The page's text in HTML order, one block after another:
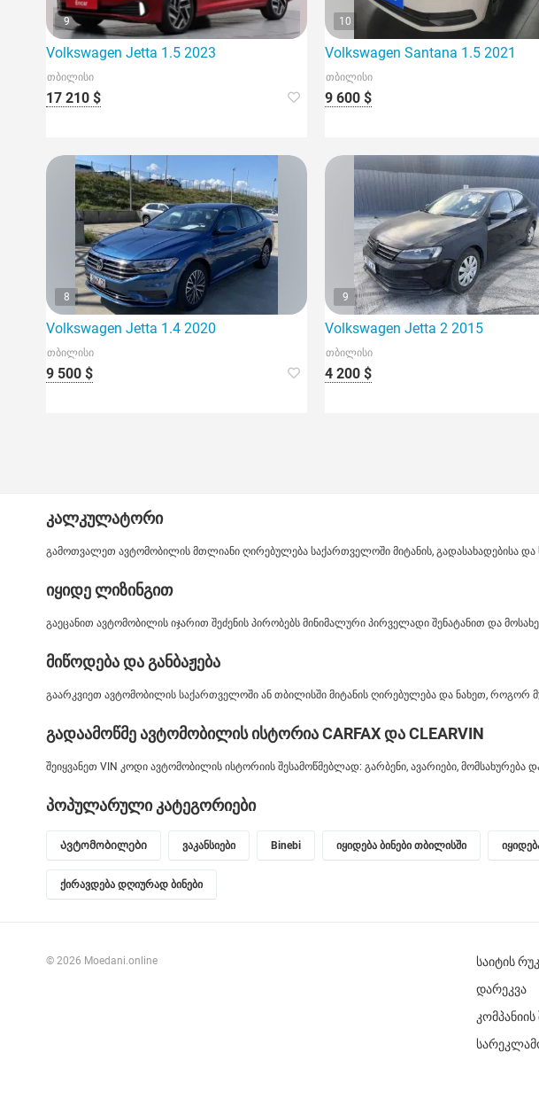
9
Volkswagen Jetta 1.5 2023
თბილისი
17 210 $
10
Volkswagen Santana 1.5 2021
თბილისი
9 600 $
8
Volkswagen Jetta 1.4 2020
თბილისი
9 500 $
9
Volkswagen Jetta 2 2015
თბილისი
4 200 $
კალკულატორი
გამოთვალეთ ავტომობილის მთლიანი ღირებულება საქართველოში მიტანის, გადასახადებისა და
იყიდე ლიზინგით
გაეცანით ავტომობილის იჯარით შეძენის პირობებს მინიმალური პირველადი შენატანით და
მიწოდება და განბაჟება
გაარკვიეთ ავტომობილის საქართველოში ან თბილისში მიტანის ღირებულება და ნახეთ, როგორ
გადაამოწმე ავტომობილის ისტორია CARFAX და CLEARVIN
შეიყვანეთ VIN კოდი ავტომობილის ისტორიის შესამოწმებლად: გარბენი, ავარიები, მომსახურება
პოპულარული კატეგორიები
Ავტომობილები ვაკანსიები Binebi იყიდება ბინები თბილისში
ქირავდება დღიურად ბინები
© 2026 Moedani.online
საიტის
დარეკვა
კომპანიის